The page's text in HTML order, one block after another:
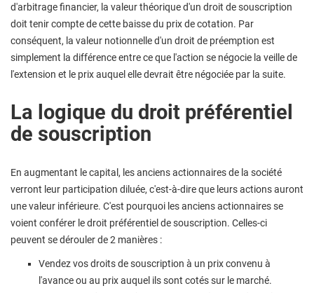
d'arbitrage financier, la valeur théorique d'un droit de souscription
doit tenir compte de cette baisse du prix de cotation. Par
conséquent, la valeur notionnelle d'un droit de préemption est
simplement la différence entre ce que l'action se négocie la veille de
l'extension et le prix auquel elle devrait être négociée par la suite.
La logique du droit préférentiel
de souscription
En augmentant le capital, les anciens actionnaires de la société
verront leur participation diluée, c'est-à-dire que leurs actions auront
une valeur inférieure. C'est pourquoi les anciens actionnaires se
voient conférer le droit préférentiel de souscription. Celles-ci
peuvent se dérouler de 2 manières :
Vendez vos droits de souscription à un prix convenu à
l'avance ou au prix auquel ils sont cotés sur le marché.